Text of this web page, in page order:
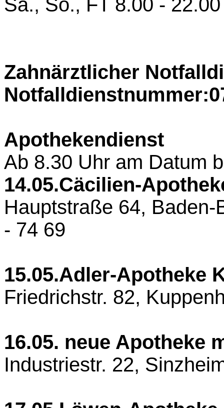
Sa., So., FT 8.00 -
Zahnärztlicher
Notfalldienstnummer:
Apothekendienst
Ab 8.30 Uhr am Datum
14.05.Cäcilien-
Hauptstraße 64, Baden-
- 74 69
15.05.Adler-Apotheke
Friedrichstr. 82,
16.05. neue Apotheke
Industriestr. 22,